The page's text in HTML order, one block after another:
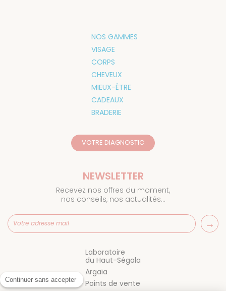
VOTRE DIAGNOSTIC
NOS GAMMES
VISAGE
CORPS
CHEVEUX
MIEUX-ÊTRE
CADEAUX
BRADERIE
Laboratoire
du Haut-Ségala
Argaïa
Points de vente
NEWSLETTER
Recevez nos offres du moment,
nos conseils, nos actualités…
Continuer sans accepter